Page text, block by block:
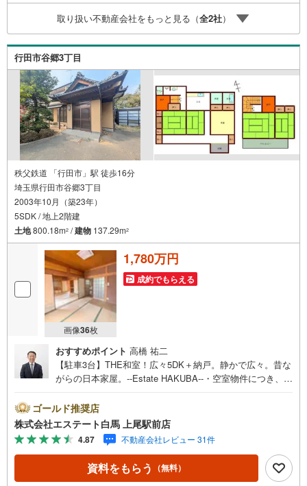
ード情報を提供しております。お問い合わせ物件以外の提
供も可能です。営業担当までお気軽にご連絡ください。お
問い合わせをお待ちしております。
取り扱い不動産会社をもっと見る（全2社）
行田市谷郷3丁目
秩父鉄道 「行田市」駅 徒歩16分
埼玉県行田市谷郷3丁目
2003年10月（築23年）
5SDK / 地上2階建
土地800.18m2 /建物 137.29m2
画像36枚
1,780万円
成約でもらえる
おすすめポイント 高橋 祐二
【駐車3台】THE和室！広々5DK＋納戸。静かで広々。昔な
がらの日本家屋。--Estate HAKUBA--・空室物件につき、時
陽光が届き、早起きが気持ちいい。・1坪以上の広い浴室。
一日の疲れをゆったりと癒せます。・ウッドデッキを完
備。休日は家族で外遊びを楽しめます。・3台以上の並列駐
車が可能。急な来客時も安心の広さです。・多目的に使え
る物置付き。趣味や仕事の拠点としても最適。Public Relati
ons ----◇弊社は中古設備にも修理サービスを無料で付保し
ゴールド推奨店
株式会社エステート白馬 上尾駅前店
4.87 不動産会社レビュー 31件
資料をもらう （無料）